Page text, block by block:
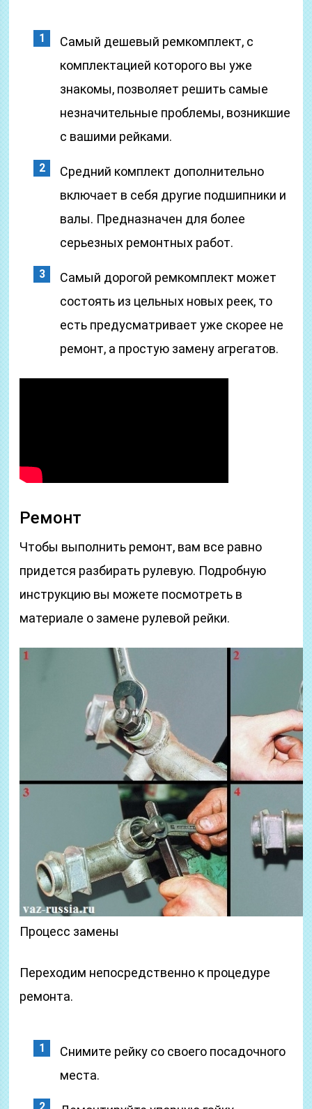
Самый дешевый ремкомплект, с
комплектацией которого вы уже
знакомы, позволяет решить самые
незначительные проблемы, возникшие
с вашими рейками.
Средний комплект дополнительно
включает в себя другие подшипники и
валы. Предназначен для более
серьезных ремонтных работ.
Самый дорогой ремкомплект может
состоять из цельных новых реек, то
есть предусматривает уже скорее не
ремонт, а простую замену агрегатов.
Ремонт
Чтобы выполнить ремонт, вам все равно
придется разбирать рулевую. Подробную
инструкцию вы можете посмотреть в
материале о замене рулевой рейки.
Процесс замены
Переходим непосредственно к процедуре
ремонта.
Снимите рейку со своего посадочного
места.